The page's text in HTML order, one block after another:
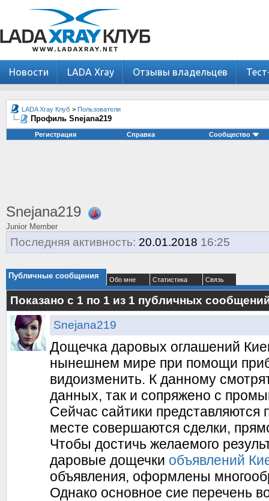
Новости LADA Xray Отзывы владельцев
LADA Xray Клуб > Пользователи
Профиль Snejana219
Регистрация Справка Сообщество
Snejana219
Junior Member
Последняя активность: 20.01.2018 16:25
Публичные сообщения Обо мне Статистика Связь
Показано с 1 по 1 из 1 публичных
Snejana219
Дощечка даровых оглашений
нынешнем мире при помощи
видоизменить. К данному
данных, так и сопряжено с
Сейчас сайтики
месте совершаются сделки,
Чтобы достичь желаемого
даровые дощечки объявлений
объявления, оформлены
Однако основное сие перечень